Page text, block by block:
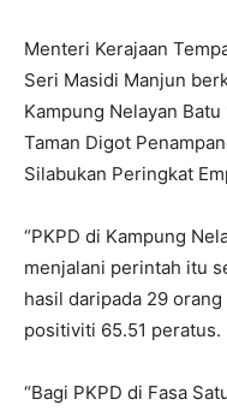
Menteri Kerajaan
Seri Masidi Manjun
Kampung Nelayan Batu
Taman Digot
Silabukan Peringkat
“PKPD di Kampung
menjalani perintah itu
hasil daripada 29
positiviti 65.51 peratus.
“Bagi PKPD di Fasa